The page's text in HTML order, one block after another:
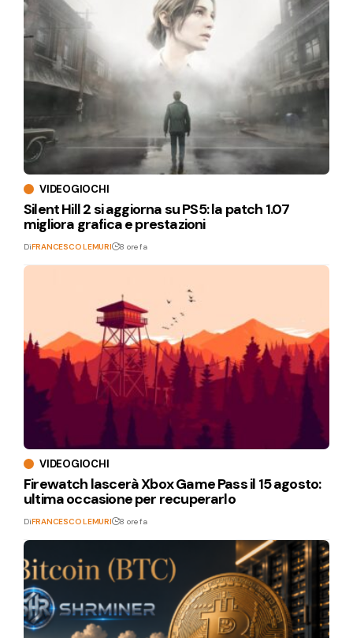
VIDEOGIOCHI
Silent Hill 2 si aggiorna su PS5: la patch 1.07
migliora grafica e prestazioni
DiFRANCESCO LEMURI 8 ore fa
VIDEOGIOCHI
Firewatch lascerà Xbox Game Pass il 15 agosto:
ultima occasione per recuperarlo
DiFRANCESCO LEMURI 8 ore fa